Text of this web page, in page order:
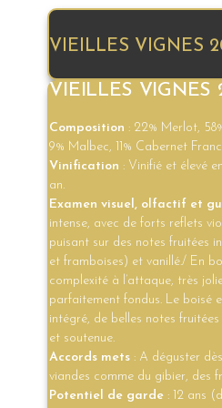
VIEILLES VIGNES
VIEILLES VIGNES
Composition : 22% Merlot,
9% Malbec, 11% Cabernet
Vinification : Vinifié et élevé
an.
Examen visuel, olfactif et
intense, avec de forts reflets
puisant sur des notes fruitées
et framboises) et vanillé./ En
complexité à l’attaque, très
parfaitement fondus. Le boisé
intégré, de belles notes
et soutenue.
Accords mets : A déguster
viandes comme du gibier, des
Potentiel de garde : 12 ans